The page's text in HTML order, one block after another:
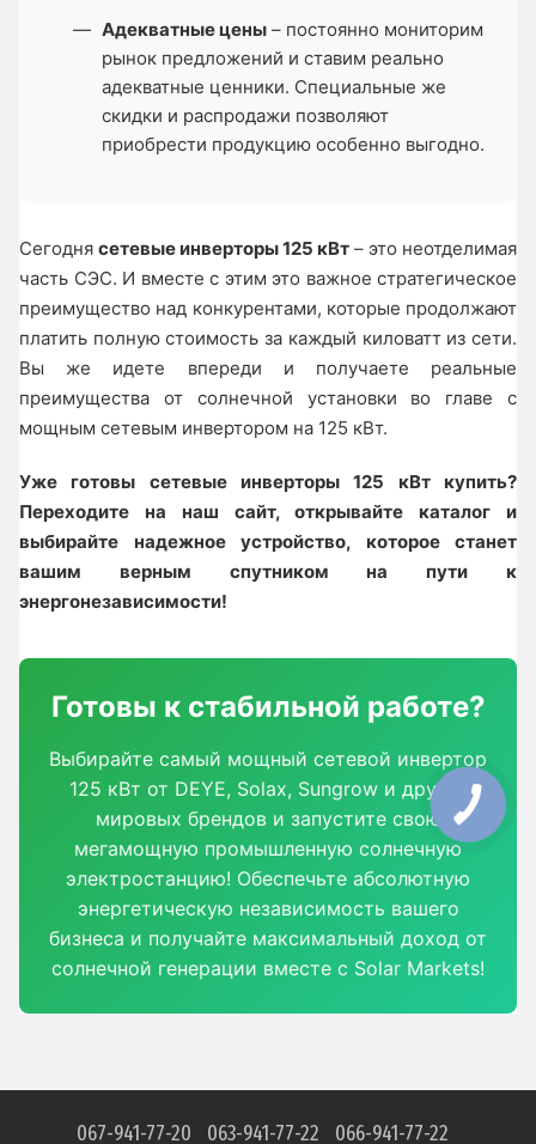
Адекватные цены – постоянно мониторим
рынок предложений и ставим реально
адекватные ценники. Специальные же
скидки и распродажи позволяют
приобрести продукцию особенно выгодно.
Сегодня сетевые инверторы 125 кВт – это неотделимая
часть СЭС. И вместе с этим это важное стратегическое
преимущество над конкурентами, которые продолжают
платить полную стоимость за каждый киловатт из сети.
Вы же идете впереди и получаете реальные
преимущества от солнечной установки во главе с
мощным сетевым инвертором на 125 кВт.
Уже готовы сетевые инверторы 125 кВт купить?
Переходите на наш сайт, открывайте каталог и
выбирайте надежное устройство, которое станет
вашим верным спутником на пути к
энергонезависимости!
Готовы к стабильной работе?
Выбирайте самый мощный сетевой инвертор
125 кВт от DEYE, Solax, Sungrow и других
мировых брендов и запустите свою
мегамощную промышленную солнечную
электростанцию! Обеспечьте абсолютную
энергетическую независимость вашего
бизнеса и получайте максимальный доход от
солнечной генерации вместе с Solar Markets!
067-941-77-20 063-941-77-22 066-941-77-22